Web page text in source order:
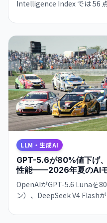
Intelligence Index では 56
に上昇。タスク当たりのコ
視する声も。
LLM・生成AI
GPT-5.6が80%値下げ
性能——2026年夏のAI
OpenAIがGPT-5.6 Lunaを
ン）、DeepSeek V4 Flash
削減できるモデル選択の実